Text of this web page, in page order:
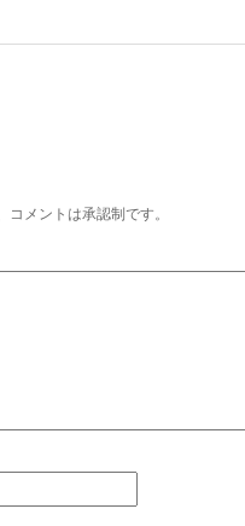
メントは承認制です。